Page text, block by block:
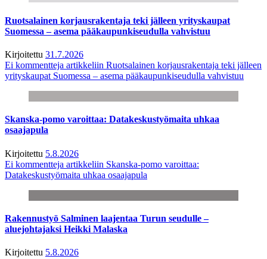
Ruotsalainen korjausrakentaja teki jälleen yrityskaupat
Suomessa – asema pääkaupunkiseudulla vahvistuu
Kirjoitettu 31.7.2026
Ei kommentteja artikkeliin Ruotsalainen korjausrakentaja teki jälleen
yrityskaupat Suomessa – asema pääkaupunkiseudulla vahvistuu
Skanska-pomo varoittaa: Datakeskustyömaita uhkaa
osaajapula
Kirjoitettu 5.8.2026
Ei kommentteja artikkeliin Skanska-pomo varoittaa:
Datakeskustyömaita uhkaa osaajapula
Rakennustyö Salminen laajentaa Turun seudulle –
aluejohtajaksi Heikki Malaska
Kirjoitettu 5.8.2026